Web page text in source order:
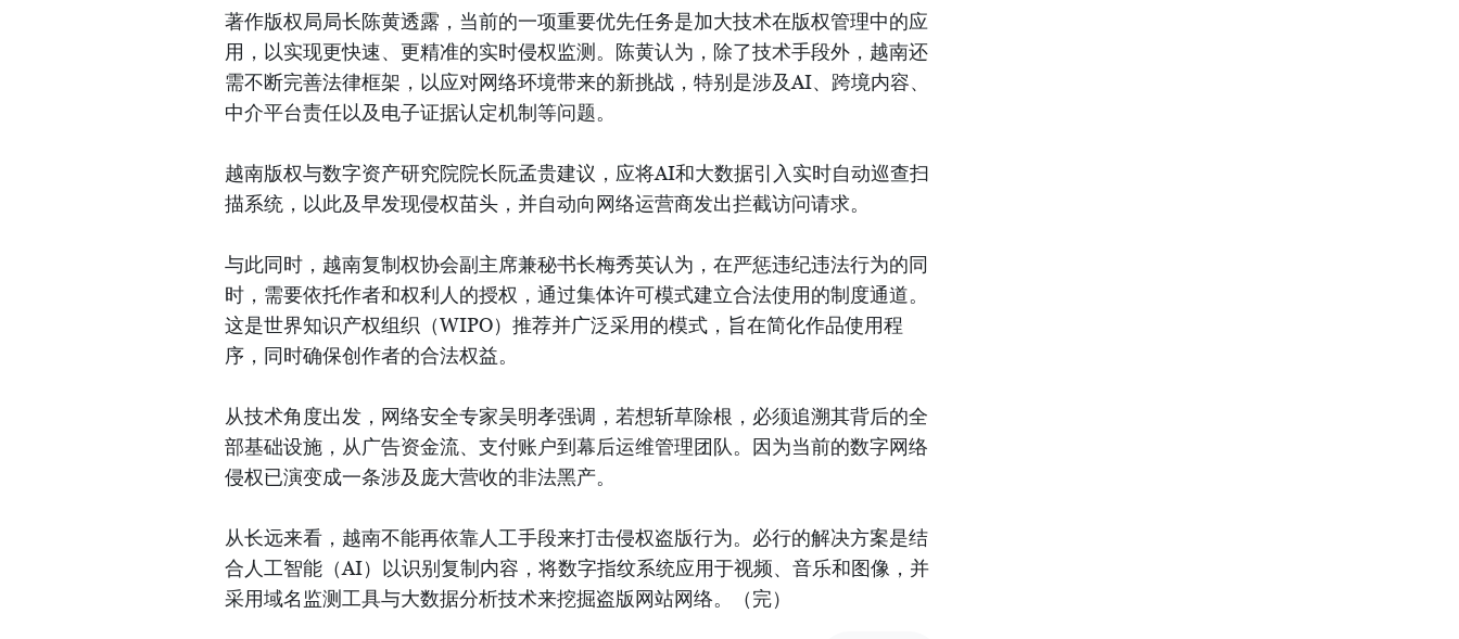
著作版权局局长陈黄透露，当前的一项重要优先任务是加大技术在版权管理中的应
用，以实现更快速、更精准的实时侵权监测。陈黄认为，除了技术手段外，越南还
需不断完善法律框架，以应对网络环境带来的新挑战，特别是涉及AI、跨境内容、
中介平台责任以及电子证据认定机制等问题。
越南版权与数字资产研究院院长阮孟贵建议，应将AI和大数据引入实时自动巡查扫
描系统，以此及早发现侵权苗头，并自动向网络运营商发出拦截访问请求。
与此同时，越南复制权协会副主席兼秘书长梅秀英认为，在严惩违纪违法行为的同
时，需要依托作者和权利人的授权，通过集体许可模式建立合法使用的制度通道。
这是世界知识产权组织（WIPO）推荐并广泛采用的模式，旨在简化作品使用程
序，同时确保创作者的合法权益。
从技术角度出发，网络安全专家吴明孝强调，若想斩草除根，必须追溯其背后的全
部基础设施，从广告资金流、支付账户到幕后运维管理团队。因为当前的数字网络
侵权已演变成一条涉及庞大营收的非法黑产。
从长远来看，越南不能再依靠人工手段来打击侵权盗版行为。必行的解决方案是结
合人工智能（AI）以识别复制内容，将数字指纹系统应用于视频、音乐和图像，并
采用域名监测工具与大数据分析技术来挖掘盗版网站网络。（完）